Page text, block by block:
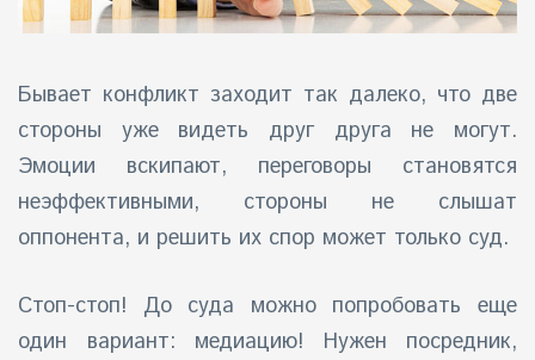
Бывает конфликт заходит так далеко, что две
стороны уже видеть друг друга не могут.
Эмоции вскипают, переговоры становятся
неэффективными, стороны не слышат
оппонента, и решить их спор может только суд.
Стоп-стоп! До суда можно попробовать еще
один вариант: медиацию! Нужен посредник,